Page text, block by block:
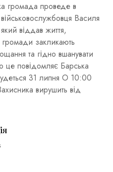
громада проведе в
Василя
віддав життя,
закликають
та гідно вшанувати
це повідомляє Барська
31 липня О 10:00
вирушить від